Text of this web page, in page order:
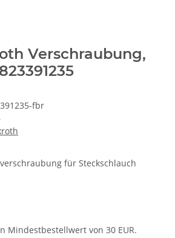
Verschraubung,
fbr
für Steckschlauch
Mindestbestellwert von 30 EUR.